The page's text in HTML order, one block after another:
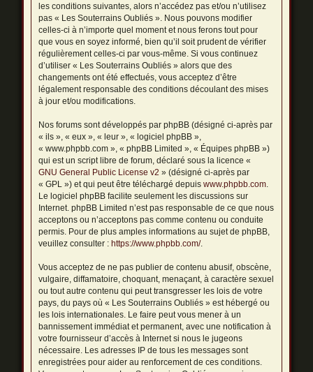
les conditions suivantes, alors n’accédez pas et/ou n’utilisez
pas « Les Souterrains Oubliés ». Nous pouvons modifier
celles-ci à n’importe quel moment et nous ferons tout pour
que vous en soyez informé, bien qu’il soit prudent de vérifier
régulièrement celles-ci par vous-même. Si vous continuez
d’utiliser « Les Souterrains Oubliés » alors que des
changements ont été effectués, vous acceptez d’être
légalement responsable des conditions découlant des mises
à jour et/ou modifications.
Nos forums sont développés par phpBB (désigné ci-après par
« ils », « eux », « leur », « logiciel phpBB »,
« www.phpbb.com », « phpBB Limited », « Équipes phpBB »)
qui est un script libre de forum, déclaré sous la licence «
GNU General Public License v2 » (désigné ci-après par
« GPL ») et qui peut être téléchargé depuiswww.phpbb.com.
Le logiciel phpBB facilite seulement les discussions sur
Internet. phpBB Limited n’est pas responsable de ce que nous
acceptons ou n’acceptons pas comme contenu ou conduite
permis. Pour de plus amples informations au sujet de phpBB,
veuillez consulter : https://www.phpbb.com/.
Vous acceptez de ne pas publier de contenu abusif, obscène,
vulgaire, diffamatoire, choquant, menaçant, à caractère sexuel
ou tout autre contenu qui peut transgresser les lois de votre
pays, du pays où « Les Souterrains Oubliés » est hébergé ou
les lois internationales. Le faire peut vous mener à un
bannissement immédiat et permanent, avec une notification à
votre fournisseur d’accès à Internet si nous le jugeons
nécessaire. Les adresses IP de tous les messages sont
enregistrées pour aider au renforcement de ces conditions.